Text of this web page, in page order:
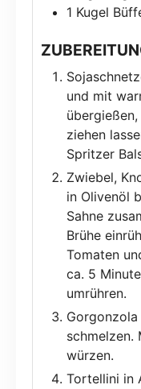
1 Kugel
und mit
ziehen
Spritzer
Zwiebel,
in Olivenöl
Sahne
Brühe
Tomaten
ca. 5
umrühren.
schmelzen.
würzen.
Tortellini in